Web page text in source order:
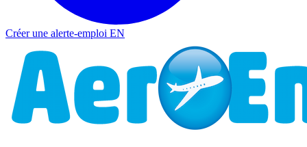
Créer une alerte-emploi EN